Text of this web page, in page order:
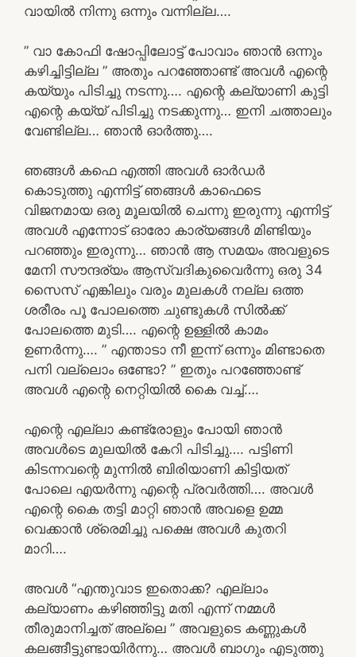
വായിൽ നിന്നു ഒന്നും വന്നില്ല….
” വാ കോഫി ഷോപ്പിലോട്ട് പോവാം ഞാൻ ഒന്നും
കഴിച്ചിട്ടില്ല ” അതും പറഞ്ഞോണ്ട് അവൾ എന്റെ
കയ്യും പിടിച്ചു നടന്നു…. എന്റെ കല്യാണി കുട്ടി
എന്റെ കയ്യ് പിടിച്ചു നടക്കുന്നു… ഇനി ചത്താലും
വേണ്ടില്ല… ഞാൻ ഓർത്തു….
ഞങ്ങൾ കഫെ എത്തി അവൾ ഓർഡർ
കൊടുത്തു എന്നിട്ട് ഞങ്ങൾ കാഫെടെ
വിജനമായ ഒരു മൂലയിൽ ചെന്നു ഇരുന്നു എന്നിട്ട്
അവൾ എന്നോട് ഓരോ കാര്യങ്ങൾ മിണ്ടിയും
പറഞ്ഞും ഇരുന്നു… ഞാൻ ആ സമയം അവളുടെ
മേനി സൗന്ദര്യം ആസ്വദികുവൈർന്നു ഒരു 34
സൈസ് എങ്കിലും വരും മുലകൾ നല്ല ഒത്ത
ശരീരം പൂ പോലത്തെ ചുണ്ടുകൾ സിൽക്ക്
പോലത്തെ മുടി…. എന്റെ ഉള്ളിൽ കാമം
ഉണർന്നു…. ” എന്താടാ നീ ഇന്ന് ഒന്നും മിണ്ടാതെ
പനി വല്ലൊം ഒണ്ടോ? ” ഇതും പറഞ്ഞോണ്ട്
അവൾ എന്റെ നെറ്റിയിൽ കൈ വച്ച്….
എന്റെ എല്ലാ കണ്ട്രോളും പോയി ഞാൻ
അവൾടെ മുലയിൽ കേറി പിടിച്ചു…. പട്ടിണി
കിടന്നവന്റെ മുന്നിൽ ബിരിയാണി കിട്ടിയത്
പോലെ എയർന്നു എന്റെ പ്രവർത്തി…. അവൾ
എന്റെ കൈ തട്ടി മാറ്റി ഞാൻ അവളെ ഉമ്മ
വെക്കാൻ ശ്രെമിച്ചു പക്ഷെ അവൾ കുതറി
മാറി….
അവൾ “എന്തുവാട ഇതൊക്ക? എല്ലാം
കല്യാണം കഴിഞ്ഞിട്ടു മതി എന്ന് നമ്മൾ
തീരുമാനിച്ചത് അല്ലെ ” അവളുടെ കണ്ണുകൾ
കലങ്ങീട്ടുണ്ടായിർന്നു… അവൾ ബാഗും എടുത്തു